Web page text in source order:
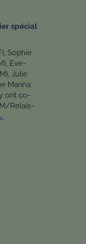
spécial
Sophie
Eve-
Julie
Marina
ont co-
Relais-